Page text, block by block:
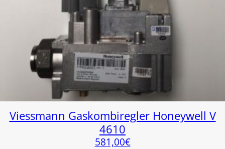
Viessmann Gaskombiregler Honeywell V
4610
581,00€